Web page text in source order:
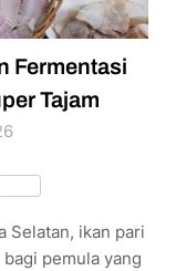
Fermentasi
Tajam
Selatan, ikan pari
pemula yang